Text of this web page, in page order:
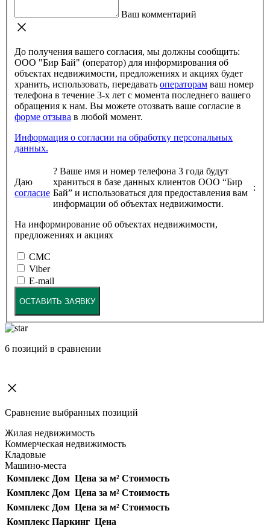
Ваш комментарий
До получения вашего согласия, мы должны сообщить:
ООО "Бир Бай" (оператор) для информирования об
объектах недвижимости, предложениях и акциях будет
хранить, использовать, передавать операторам
телефона в течение 3-х лет с момента последнего вашего
обращения к нам. Вы можете отозвать ваше согласие в
форме отзыва
в любой момент.
Информация о согласии на обработку персональных
данных.
Даю
согласие
? Ваше имя и номер телефона 3 года будут
храниться в базе данных клиентов ООО “Бир
Бай” и использоваться для предоставления вам
информации об объектах недвижимости.
:
На информирование об объектах недвижимости,
предложениях и акциях
СМС
Viber
E-mail
ОСТАВИТЬ ЗАЯВКУ
6 позиций в сравнении
Сравнение выбранных позиций
Жилая недвижимость
Коммерческая недвижимость
Кладовые
Машино-места
Комплекс Дом Цена за м² Стоимость
Комплекс Дом Цена за м² Стоимость
Комплекс Дом Цена за м² Стоимость
Комплекс Паркинг Цена